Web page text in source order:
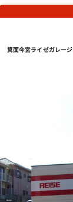
箕面今宮ライゼガレージ